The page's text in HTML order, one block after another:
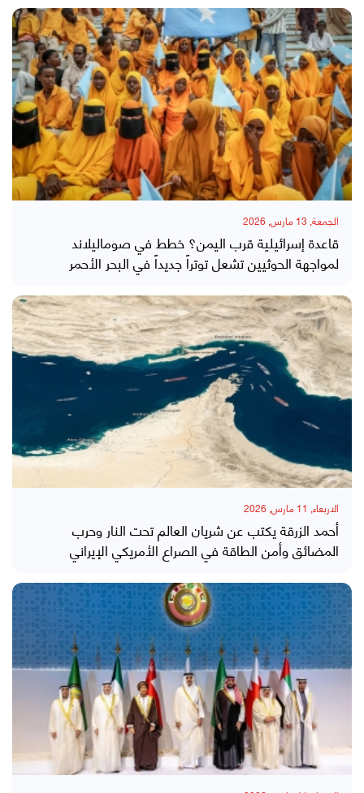
الجمعة, 13 مارس, 2026
قاعدة إسرائيلية قرب اليمن؟ خطط في صوماليلاند
لمواجهة الحوثيين تشعل توتراً جديداً في البحر الأحمر
الاربعاء, 11 مارس, 2026
أحمد الزرقة يكتب عن شريان العالم تحت النار وحرب
المضائق وأمن الطاقة في الصراع الأمريكي الإيراني